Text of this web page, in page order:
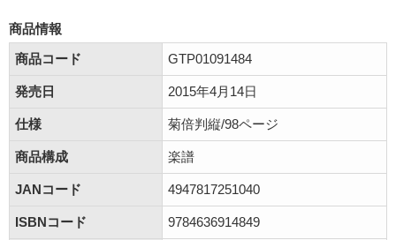
商品情報
商品コード
GTP01091484
発売日 2015年4月14日
仕様 菊倍判縦/98ページ
商品構成 楽譜
JANコード 4947817251040
ISBNコード 9784636914849